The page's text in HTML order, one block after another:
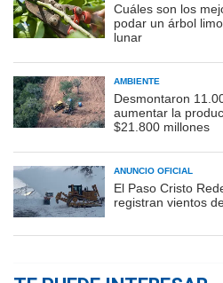
Cuáles son los
podar un árbol
lunar
AMBIENTE
Desmontaron
aumentar la
$21.800 millones
ANUNCIO OFICIAL
El Paso Cristo
registran vientos